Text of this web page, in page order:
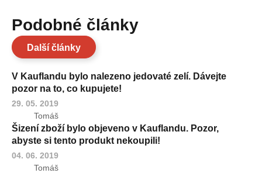
Podobné články
Další články
V Kauflandu bylo nalezeno jedovaté zelí. Dávejte
pozor na to, co kupujete!
29. 05. 2019
Tomáš
Šizení zboží bylo objeveno v Kauflandu. Pozor,
abyste si tento produkt nekoupili!
04. 06. 2019
Tomáš